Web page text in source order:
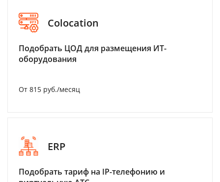
Colocation
Подобрать ЦОД для размещения ИТ-
оборудования
От 815 руб./месяц
ERP
Подобрать тариф на IP-телефонию и